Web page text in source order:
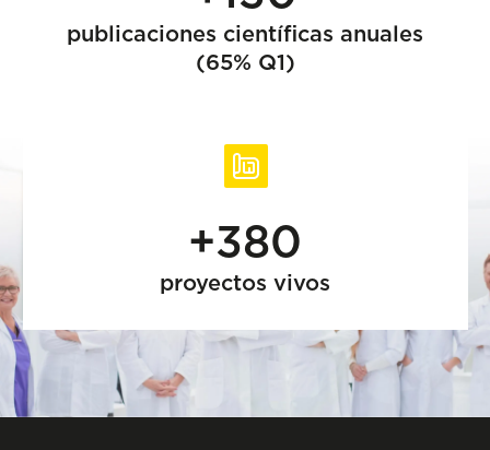
publicaciones científicas anuales
(65% Q1)
+380
proyectos vivos